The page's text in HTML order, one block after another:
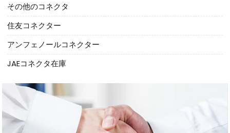
その他のコネクタ
住友コネクター
アンフェノールコネクター
JAEコネクタ在庫